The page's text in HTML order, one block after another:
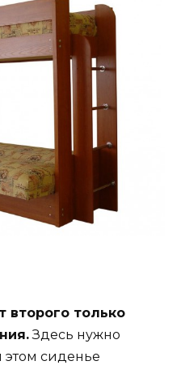
второго только
Здесь нужно
этом сиденье